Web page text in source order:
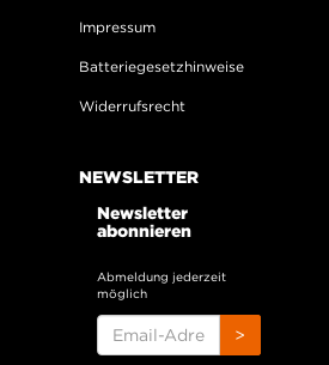
Impressum
Batteriegesetzhinweise
Widerrufsrecht
NEWSLETTER
Newsletter
abonnieren
Abmeldung jederzeit
möglich
EMAIL-
ADRESSE
>